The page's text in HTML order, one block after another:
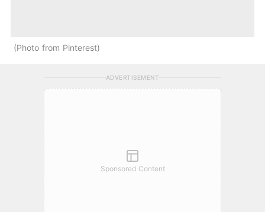
Photo from Pinterest
ADVERTISEMENT
Sponsored Content